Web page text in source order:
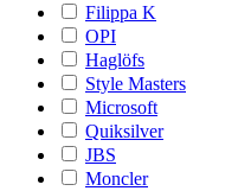
Filippa K
OPI
Haglöfs
Style Masters
Microsoft
Quiksilver
JBS
Moncler